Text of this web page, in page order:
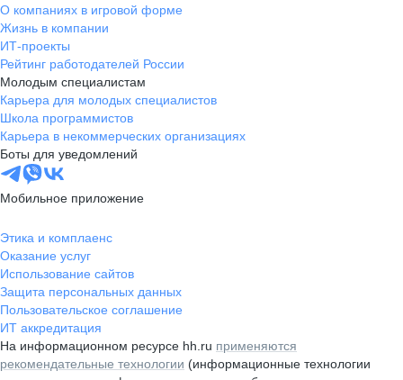
О компаниях в игровой форме
Жизнь в компании
ИТ-проекты
Рейтинг работодателей России
Молодым специалистам
Карьера для молодых специалистов
Школа программистов
Карьера в некоммерческих организациях
Боты для уведомлений
Мобильное приложение
Этика и комплаенс
Оказание услуг
Использование сайтов
Защита персональных данных
Пользовательское соглашение
ИТ аккредитация
На информационном ресурсе hh.ru применяются
рекомендательные технологии (информационные технологии